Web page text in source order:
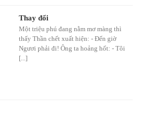
Thay đổi
Một triệu phú đang nằm mơ màng thì
thấy Thần chết xuất hiện: - Đến giờ
Ngươi phải đi! Ông ta hoảng hốt: - Tôi
[...]